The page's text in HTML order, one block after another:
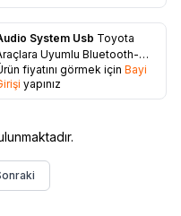
Favorilere Ekle
System Usb Toyota
Uyumlu Bluetooth-
Aux-SD Kart Aparatı
fiyatını görmek için Bayi
yapınız